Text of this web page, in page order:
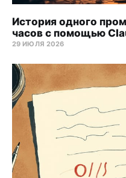
например,
можете сделать,
себе?» или «Как
Алиса может
будут
размышлению.
рассказать
что может
поведению?»
История одного
часов с помощью
29 ИЮЛЯ 2026